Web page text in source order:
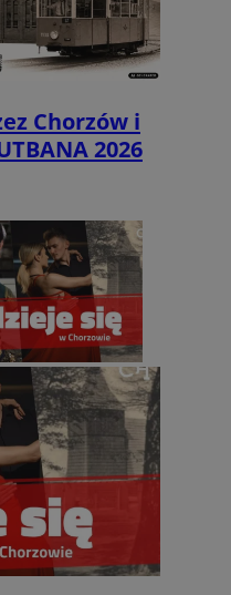
Chorzów i
2026